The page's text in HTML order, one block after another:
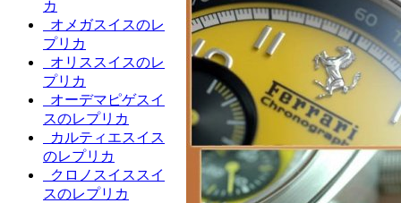
カ
オメガスイスのレ
プリカ
オリススイスのレ
プリカ
オーデマピゲスイ
スのレプリカ
カルティエスイス
のレプリカ
クロノスイススイ
スのレプリカ